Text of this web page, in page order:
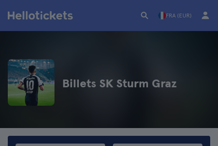
FRA (EUR)
Billets SK Sturm Graz